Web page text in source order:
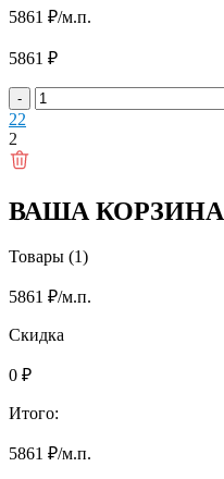
5861 ₽/м.п.
5861 ₽
-
22
2
ВАША КОРЗИНА
Товары (1)
5861 ₽/м.п.
Скидка
0 ₽
Итого:
5861 ₽/м.п.